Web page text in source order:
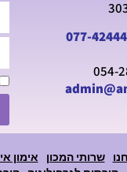
077-
שרותי המכון אימון